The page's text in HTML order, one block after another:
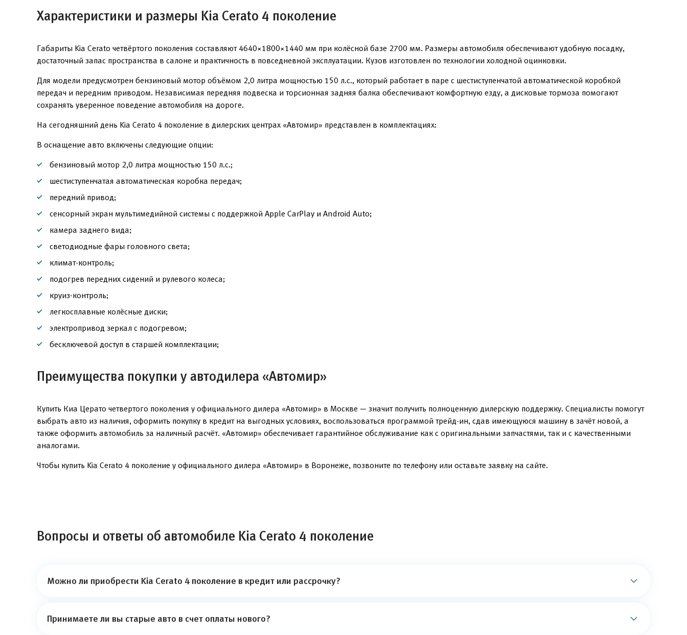
Характеристики и размеры Kia Cerato 4 поколение
Габариты Kia Cerato четвёртого поколения составляют 4640×1800×1440 мм при колёсной базе 2700 мм. Размеры автомобиля обеспечивают удобную посадку,
достаточный запас пространства в салоне и практичность в повседневной эксплуатации. Кузов изготовлен по технологии холодной оцинковки.
Для модели предусмотрен бензиновый мотор объёмом 2,0 литра мощностью 150 л.с., который работает в паре с шестиступенчатой автоматической коробкой
передач и передним приводом. Независимая передняя подвеска и торсионная задняя балка обеспечивают комфортную езду, а дисковые тормоза помогают
сохранять уверенное поведение автомобиля на дороге.
На сегодняшний день Kia Cerato 4 поколение в дилерских центрах «Автомир» представлен в комплектациях:
В оснащение авто включены следующие опции:
бензиновый мотор 2,0 литра мощностью 150 л.с.;
шестиступенчатая автоматическая коробка передач;
передний привод;
сенсорный экран мультимедийной системы с поддержкой Apple CarPlay и Android Auto;
камера заднего вида;
светодиодные фары головного света;
климат-контроль;
подогрев передних сидений и рулевого колеса;
круиз-контроль;
легкосплавные колёсные диски;
электропривод зеркал с подогревом;
бесключевой доступ в старшей комплектации;
Преимущества покупки у автодилера «Автомир»
Купить Киа Церато четвертого поколения у официального дилера «Автомир» в Москве — значит получить полноценную дилерскую поддержку. Специалисты помогут
выбрать авто из наличия, оформить покупку в кредит на выгодных условиях, воспользоваться программой трейд-ин, сдав имеющуюся машину в зачёт новой, а
также оформить автомобиль за наличный расчёт. «Автомир» обеспечивает гарантийное обслуживание как с оригинальными запчастями, так и с качественными
аналогами.
Чтобы купить Kia Cerato 4 поколение у официального дилера «Автомир» в Воронеже, позвоните по телефону или оставьте заявку на сайте.
Вопросы и ответы об автомобиле Kia Cerato 4 поколение
Можно ли приобрести Kia Cerato 4 поколение в кредит или рассрочку?
Принимаете ли вы старые авто в счет оплаты нового?